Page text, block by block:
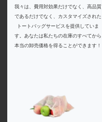
我々は、費用対効果だけでなく、高品質
であるだけでなく、カスタマイズされた
トートバッグサービスを提供していま
す。あなたは私たちの在庫のすべてから
本当の卸売価格を得ることができます！